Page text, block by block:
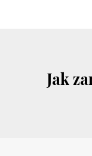
Jak